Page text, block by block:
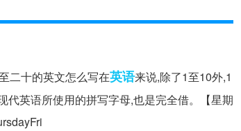
二十的英文怎么写在英语来说,除了1至10外,1
代英语所使用的拼写字母,也是完全借。【星期